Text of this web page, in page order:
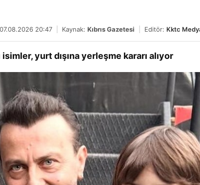
20:47 Kaynak: Kıbrıs Gazetesi Editör: Kktc
yurt dışına yerleşme kararı alıyor